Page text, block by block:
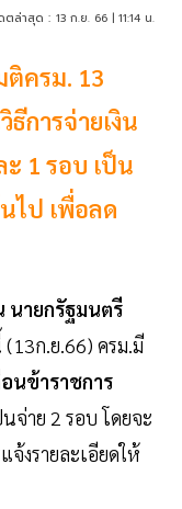
ตล่าสุด : 13 ก.ย. 66 | 11:14 น.
ติครม. 13
การจ่ายเงิน
ะ 1 รอบ เป็น
ไป เพื่อลด
นายกรัฐมนตรี
ก.ย.66) ครม.มี
นข้าราชการ
จ่าย 2 รอบ โดยจะ
จ้งรายละเอียดให้